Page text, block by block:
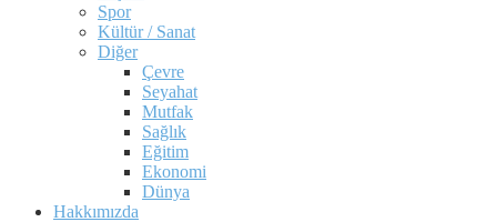
Spor
Kültür / Sanat
Diğer
Çevre
Seyahat
Mutfak
Sağlık
Eğitim
Ekonomi
Dünya
Hakkımızda